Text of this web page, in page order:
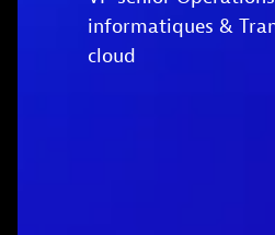
informatiques &
cloud